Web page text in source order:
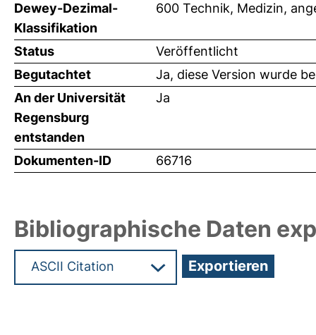
Dewey-Dezimal-
Klassifikation
600 Technik, Medizin,
Status
Veröffentlicht
Begutachtet
Ja, diese Version wurde
An der Universität
Regensburg
entstanden
Ja
Dokumenten-ID 66716
Bibliographische Daten